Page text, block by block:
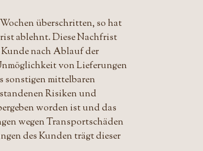
überschritten, so hat
ablehnt. Diese Nachfrist
Kunde nach Ablauf der
von Lieferungen
sonstigen mittelbaren
Risiken und
worden ist und das
wegen Transportschäden
des Kunden trägt dieser